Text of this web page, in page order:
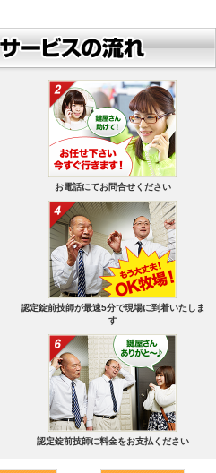
お電話にてお問合せください
認定錠前技師が最速5分で現場に到着いたしま
す
認定錠前技師に料金をお支払ください